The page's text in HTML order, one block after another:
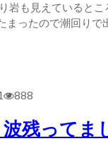
岩も見えているとこ
まったので潮回りで
888
残ってま